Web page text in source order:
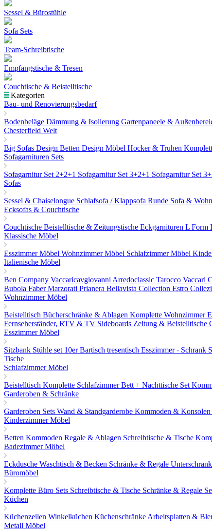
Sessel & Bürostühle
Sofa Sets
Team-Schreibtische
Empfangstische & Tresen
Couchtische & Beistelltische
Kategorien
Bau- und Renovierungsbedarf
Bodenbeläge Dämmung & Isolierung Gartenpaneele &
Chesterfield Welt
Big Sofas Design Betten Design Möbel Hocker & Truhen
Sofagarnituren Sets
Sofagarnitur Set 2+2+1 Sofagarnitur Set 3+2+1 Sofagarnitur Set
Sofas
Sessel & Chaiselongue Schlafsofa / Klappsofa Runde Sofa &
Ecksofas & Couchtische
Couchtische Beistelltische & Zeitungstische Eckgarnituren L Form
Klassische Möbel
Esszimmer Möbel Wohnzimmer Möbel Schlafzimmer Möbel
Italienische Möbel
Ben Company Vaccaricavgiovanni Arredoclassic Tarocco Vaccari
Bubola FaberMarzorati Prianera Bellavista Collection Estro
Wohnzimmer Möbel
Beistelltisch Bücherschränke & Ablagen Komplette Wohnzimmer
Fernseherständer, RTV & TV Sideboards Zeitung & Beistelltische
Esszimmer Möbel
Sitzbank Stühle set 10erBartisch tresentisch Esszimmer - Schrank
Tische
Schlafzimmer Möbel
Beistelltisch Komplette SchlafzimmerBett + Nachttische Set
Garderoben & Schränke
Garderoben Sets Wand & Standgarderobe Kommoden & Konsolen
Kinderzimmer Möbel
Betten Kommoden Regale & Ablagen Schreibtische & Tische
Badezimmer Möbel
Eckdusche Waschtisch & Becken Schränke & Regale
Büromöbel
Komplette Büro Sets Schreibtische & Tische Schränke & Regale
Küchen
Küchenzeilen Winkelküchen Küchenschränke Arbeitsplatten &
Metall Möbel